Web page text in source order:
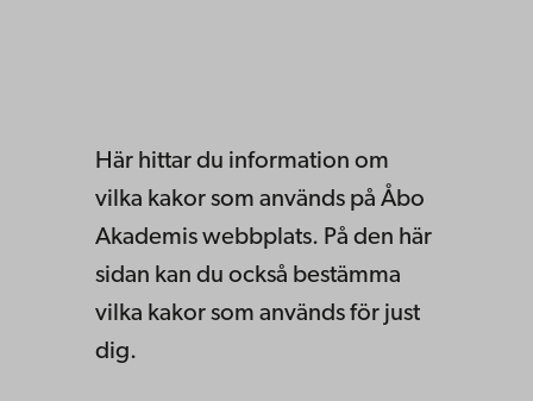
Här hittar du information om
vilka kakor som används på Åbo
Akademis webbplats. På den här
sidan kan du också bestämma
vilka kakor som används för just
dig.